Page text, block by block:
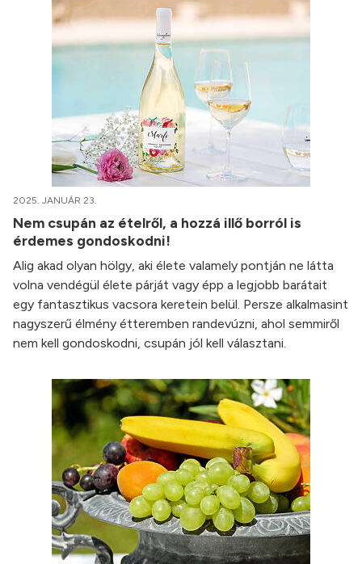
2025. JANUÁR 23.
Nem csupán az ételről, a hozzá illő borról is
érdemes gondoskodni!
Alig akad olyan hölgy, aki élete valamely pontján ne látta
volna vendégül élete párját vagy épp a legjobb barátait
egy fantasztikus vacsora keretein belül. Persze alkalmasint
nagyszerű élmény étteremben randevúzni, ahol semmiről
nem kell gondoskodni, csupán jól kell választani.